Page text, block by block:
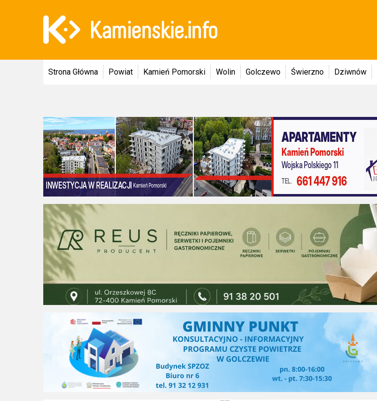
Strona Główna Powiat Kamień Pomorski Wolin Golczewo Świerzno Dziwnów